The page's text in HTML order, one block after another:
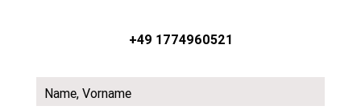
+49 1774960521
Name, Vorname